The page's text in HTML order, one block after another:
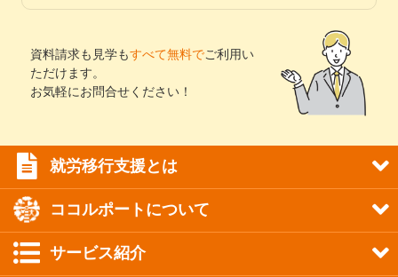
資料請求も見学もすべて無料でご利用い
ただけます。
お気軽にお問合せください！
就労移行支援とは
ココルポートについて
サービス紹介